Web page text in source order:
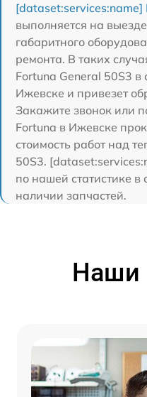
[dataset:services:name]
выполняется на
габаритного
ремонта. В таких
Fortuna General 50S3 в
Ижевске и привезет
Закажите звонок или
Fortuna в Ижевске
стоимость работ над
50S3.
по нашей статистике
наличии запчастей.
Наши